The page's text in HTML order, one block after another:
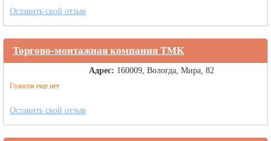
Оставить свой отзыв
Торгово-монтажная компания ТМК
Голосов еще нет
Адрес: 160009, Вологда, Мира, 82
Оставить свой отзыв